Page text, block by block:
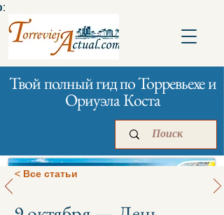
Твой полный гид по Торревьехе и
Ориуэла Коста
< Все статьи